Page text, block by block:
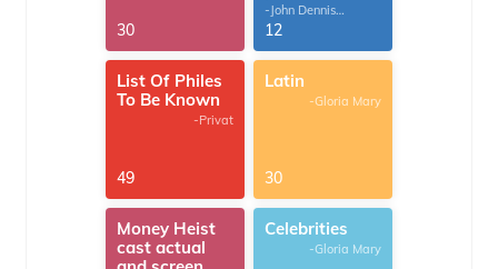
30
-John Dennis
G.Thomas
12
List Of Philes
To Be Known
-Privat
49
Latin
-Gloria Mary
30
Money Heist
cast actual
Celebrities
-Gloria Mary